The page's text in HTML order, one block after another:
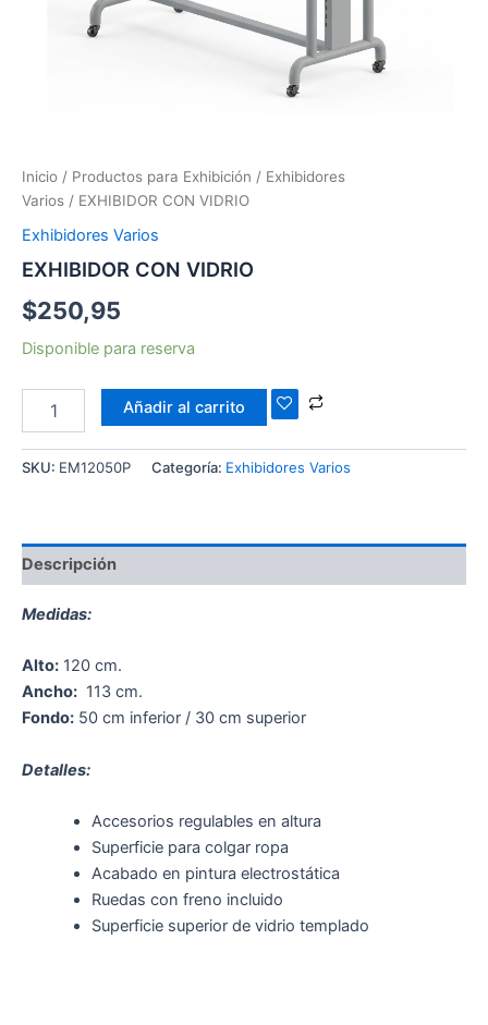
Inicio / Productos para Exhibición / Exhibidores
Varios / EXHIBIDOR CON VIDRIO
Exhibidores Varios
EXHIBIDOR CON VIDRIO
$250,95
Disponible para reserva
Añadir al carrito
SKU: EM12050P Categoría: Exhibidores Varios
Descripción
Medidas:
Alto: 120 cm.
Ancho: 113 cm.
Fondo: 50 cm inferior / 30 cm superior
Detalles:
Accesorios regulables en altura
Superficie para colgar ropa
Acabado en pintura electrostática
Ruedas con freno incluido
Superficie superior de vidrio templado